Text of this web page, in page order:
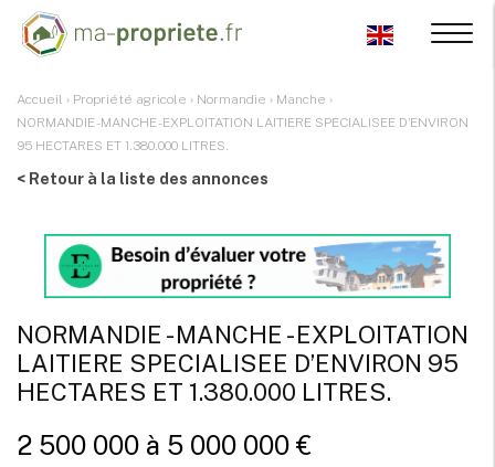
Accueil › Propriété agricole › Normandie › Manche ›
NORMANDIE - MANCHE - EXPLOITATION LAITIERE SPECIALISEE D’ENVIRON
95 HECTARES ET 1.380.000 LITRES.
< Retour à la liste des annonces
NORMANDIE - MANCHE - EXPLOITATION
LAITIERE SPECIALISEE D’ENVIRON 95
HECTARES ET 1.380.000 LITRES.
2 500 000 à 5 000 000 €